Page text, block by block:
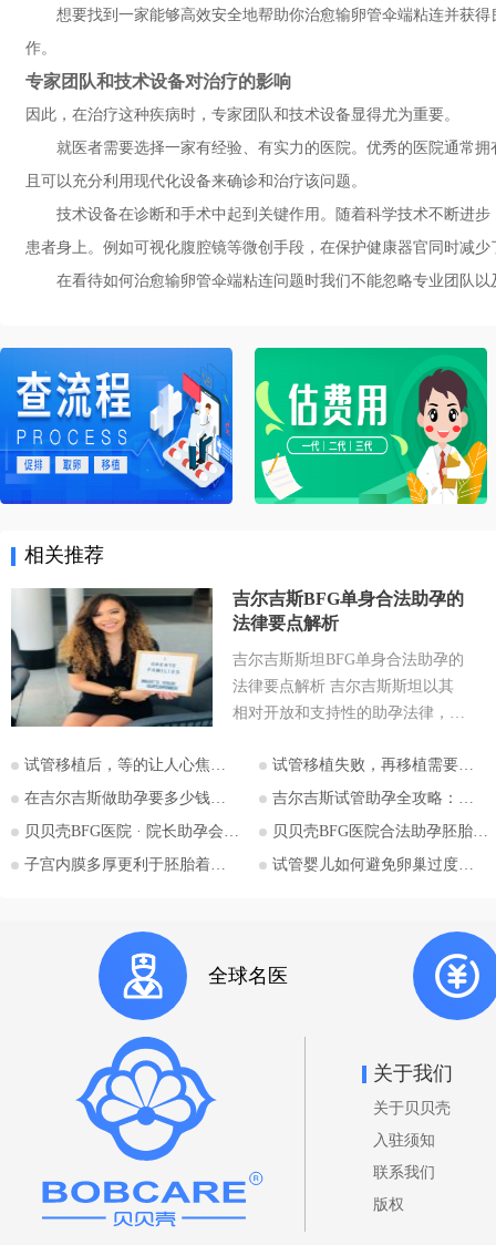
想要找到一家能够高效安全地帮助你治愈输卵管伞端粘连并获
作。
专家团队和技术设备对治疗的影响
因此，在治疗这种疾病时，专家团队和技术设备显得尤为重要。
就医者需要选择一家有经验、有实力的医院。优秀的医院通常
且可以充分利用现代化设备来确诊和治疗该问题。
技术设备在诊断和手术中起到关键作用。随着科学技术不断进
患者身上。例如可视化腹腔镜等微创手段，在保护健康器官同时减
在看待如何治愈输卵管伞端粘连问题时我们不能忽略专业团队
相关推荐
吉尔吉斯BFG单身合法助孕的
法律要点解析
吉尔吉斯斯坦BFG单身合法助孕的
法律要点解析 吉尔吉斯斯坦以其
相对开放和支持性的助孕法律，成
地。特别是对于希望通过助孕实现
为人父母梦想的单身人士，吉尔吉
斯斯坦的法律框架值得深入探讨。
法律的核心要点，并特别关注单身
拉套大学附属BFG生殖妇产医院的
咨询信息。 核心要点一：吉尔吉
斯斯坦助孕法律概述 吉尔吉斯斯
《家庭法》、《公民健康保护法》
尔吉斯斯坦法律明确承认并规范了
助孕行为，包括商业助孕，允许委
托人向助孕母亲支付报酬。 亲权
认定： 法律明确规定，在签署合
试管移植后，等的让人心焦的胎心和胎芽，何时会出现？
试管移植失败，再移植需要注意哪些？
在吉尔吉斯做助孕要多少钱？2026比什凯克费用全公开，拒绝隐形消费
吉尔吉斯试管助孕全攻略：为什么越来越多的中国家庭选择比什凯克？
贝贝壳BFG医院 · 院长助孕会（济南站）
贝贝壳BFG医院合法助孕胚胎移植流程详解
子宫内膜多厚更利于胚胎着床？
试管婴儿如何避免卵巢过度刺激综合征
全球名医
关于我们
关于贝贝壳
入驻须知
联系我们
版权